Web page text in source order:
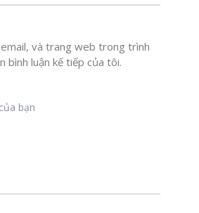
và trang web trong trình
bình luận kế tiếp của tôi.